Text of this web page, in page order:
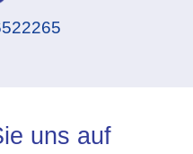
uns auf